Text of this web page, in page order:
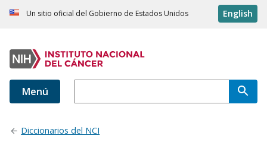
Un sitio oficial del Gobierno de Estados Unidos English
Menú
Diccionarios del NCI